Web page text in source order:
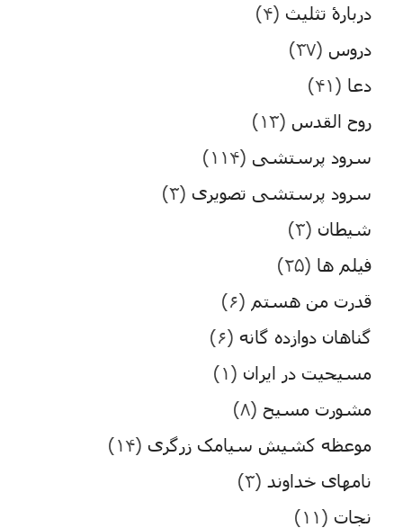
دربارۀ تثلیث (۴)
دروس (۳۷)
دعا (۴۱)
روح القدس (۱۳)
سرود پرستشی (۱۱۴)
سرود پرستشی تصویری (۳)
شیطان (۳)
فیلم ها (۲۵)
قدرت من هستم (۶)
گناهان دوازده گانه (۶)
مسیحیت در ایران (۱)
مشورت مسیح (۸)
موعظه کشیش سیامک زرگری (۱۴)
نامهای خداوند (۳)
نجات (۱۱)